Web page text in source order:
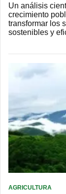
Un análisis
crecimiento
transformar los
sostenibles y
AGRICULTURA